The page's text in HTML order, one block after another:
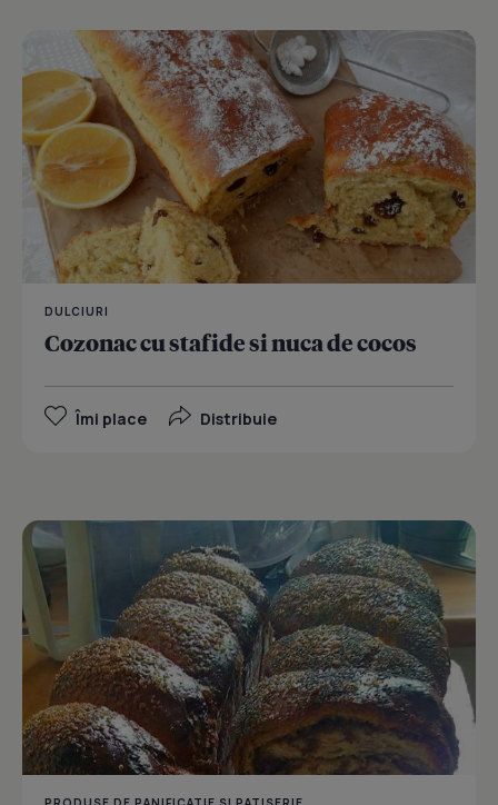
DULCIURI
Cozonac cu stafide si nuca de cocos
Îmi place Distribuie